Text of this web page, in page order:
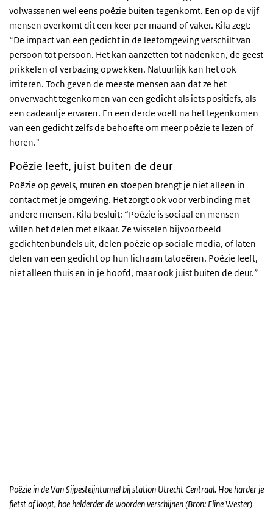
volwassenen wel eens poëzie buiten tegenkomt. Een op de vijf
mensen overkomt dit een keer per maand of vaker. Kila zegt:
“De impact van een gedicht in de leefomgeving verschilt van
persoon tot persoon. Het kan aanzetten tot nadenken, de geest
prikkelen of verbazing opwekken. Natuurlijk kan het ook
irriteren. Toch geven de meeste mensen aan dat ze het
onverwacht tegenkomen van een gedicht als iets positiefs, als
een cadeautje ervaren. En een derde voelt na het tegenkomen
van een gedicht zelfs de behoefte om meer poëzie te lezen of
horen."
Poëzie leeft, juist buiten de deur
Poëzie op gevels, muren en stoepen brengt je niet alleen in
contact met je omgeving. Het zorgt ook voor verbinding met
andere mensen. Kila besluit: “Poëzie is sociaal en mensen
willen het delen met elkaar. Ze wisselen bijvoorbeeld
gedichtenbundels uit, delen poëzie op sociale media, of laten
delen van een gedicht op hun lichaam tatoeëren. Poëzie leeft,
niet alleen thuis en in je hoofd, maar ook juist buiten de deur.”
Poëzie in de Van Sijpesteijntunnel bij station Utrecht Centraal. Hoe harder je
fietst of loopt, hoe helderder de woorden verschijnen (Bron: Eline Wester)